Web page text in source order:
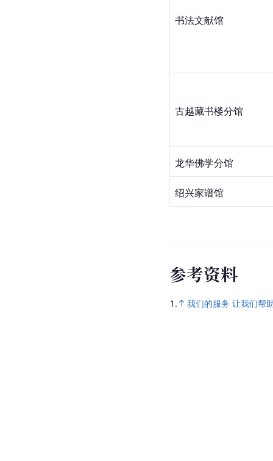
书法文献馆
古越藏书楼分馆
龙华佛学分馆
绍兴家谱馆
参考资料
1. 我们的服务 让我们帮